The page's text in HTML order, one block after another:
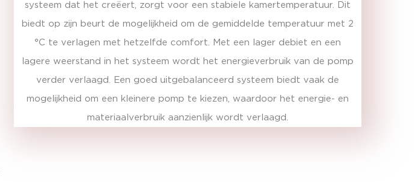
systeem dat het creëert, zorgt voor een stabiele kamertemperatuur. Dit
biedt op zijn beurt de mogelijkheid om de gemiddelde temperatuur met 2
°C te verlagen met hetzelfde comfort. Met een lager debiet en een
lagere weerstand in het systeem wordt het energieverbruik van de pomp
verder verlaagd. Een goed uitgebalanceerd systeem biedt vaak de
mogelijkheid om een kleinere pomp te kiezen, waardoor het energie- en
materiaalverbruik aanzienlijk wordt verlaagd.